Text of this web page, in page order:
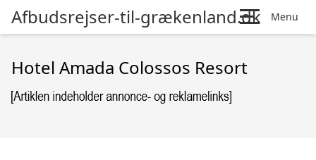
Afbudsrejser-til-grækenland.dk Menu
Hotel Amada Colossos Resort